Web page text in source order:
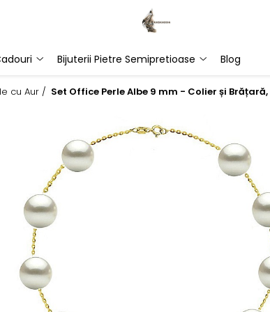
Bijuterii Pietre Semipretioase Blog
cu Aur / Set Office Perle Albe 9 mm - Colier și Brățară,